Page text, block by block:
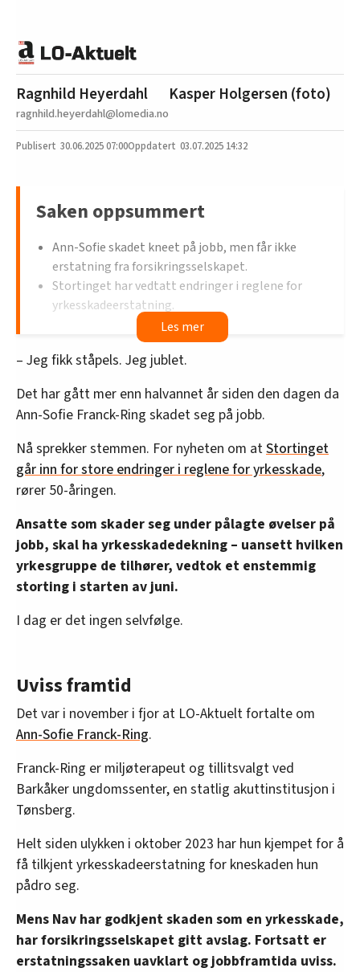
Ragnhild Heyerdahl
ragnhild.heyerdahl@lomedia.no
Kasper Holgersen (foto)
30.06.202507:00 03.07.2025 14:32
Saken oppsummert
Ann-Sofie skadet kneet på jobb, men får ikke
erstatning fra forsikringsselskapet.
Stortinget har vedtatt endringer i reglene for
yrkesskadeerstatning.
Nye regler skal blant annet gi erstatning for
skader som oppstår under trening på jobb,
uansett yrkesgruppe.
arbeidstakere med høy skaderisiko.
– Jeg fikk ståpels. Jeg jublet.
Det har gått mer enn halvannet år siden den dagen da
Ann-Sofie Franck-Ring skadet seg på jobb.
Nå sprekker stemmen. For nyheten om atStortinget
går inn for store endringer i reglene for yrkesskade,
rører 50-åringen.
Ansatte som skader seg under pålagte øvelser på
jobb, skal ha yrkesskadedekning – uansett hvilken
yrkesgruppe de tilhører, vedtok et enstemmig
storting i starten av juni.
I dag er det ingen selvfølge.
Uviss framtid
Det var i november i fjor at LO-Aktuelt fortalte om
Ann-Sofie Franck-Ring.
Franck-Ring er miljøterapeut og tillitsvalgt ved
Barkåker ungdomssenter, en statlig akuttinstitusjon i
Tønsberg.
Helt siden ulykken i oktober 2023 har hun kjempet for å
få tilkjent yrkesskadeerstatning for kneskaden hun
pådro seg.
Mens Nav har godkjent skaden som en yrkesskade,
har forsikringsselskapet gitt avslag. Fortsatt er
erstatningssaken uavklart og jobbframtida uviss.